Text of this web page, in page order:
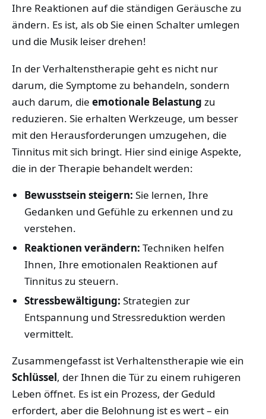
Ihre Reaktionen auf die ständigen Geräusche zu
ändern. Es ist, als ob Sie einen Schalter umlegen
und die Musik leiser drehen!
In der Verhaltenstherapie geht es nicht nur
darum, die Symptome zu behandeln, sondern
auch darum, die emotionale Belastung zu
reduzieren. Sie erhalten Werkzeuge, um besser
mit den Herausforderungen umzugehen, die
Tinnitus mit sich bringt. Hier sind einige Aspekte,
die in der Therapie behandelt werden:
Bewusstsein steigern: Sie lernen, Ihre
Gedanken und Gefühle zu erkennen und zu
verstehen.
Reaktionen verändern: Techniken helfen
Ihnen, Ihre emotionalen Reaktionen auf
Tinnitus zu steuern.
Stressbewältigung: Strategien zur
Entspannung und Stressreduktion werden
vermittelt.
Zusammengefasst ist Verhaltenstherapie wie ein
Schlüssel, der Ihnen die Tür zu einem ruhigeren
Leben öffnet. Es ist ein Prozess, der Geduld
erfordert, aber die Belohnung ist es wert – ein